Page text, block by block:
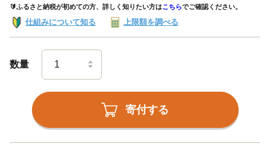
🔰ふるさと納税が初めての方、詳しく知りたい方はこちらでご確認ください。
仕組みについて知る 上限額を調べる
数量
寄付する